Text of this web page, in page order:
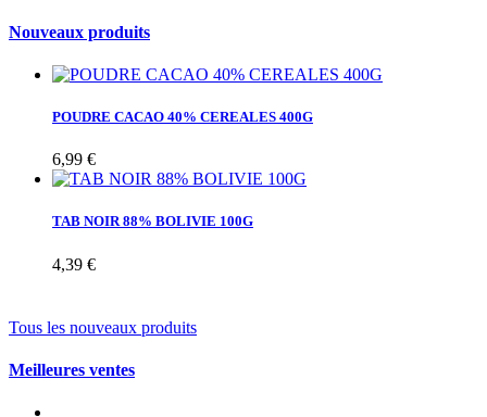
Nouveaux produits
POUDRE CACAO 40% CEREALES 400G
6,99 €
TAB NOIR 88% BOLIVIE 100G
4,39 €
Tous les nouveaux produits
Meilleures ventes